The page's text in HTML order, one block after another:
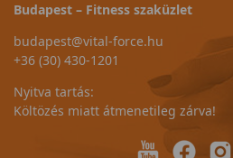
Budapest – Fitness szaküzlet
budapest@vital-force.hu
+36 (30) 430-1201
Nyitva tartás:
Költözés miatt átmenetileg zárva!